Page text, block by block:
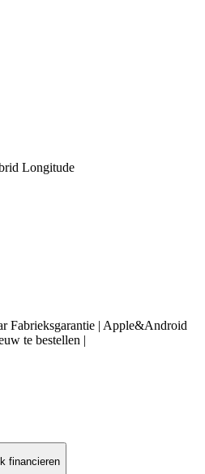
Longitude
Fabrieksgarantie | Apple&Android
te bestellen |
financieren